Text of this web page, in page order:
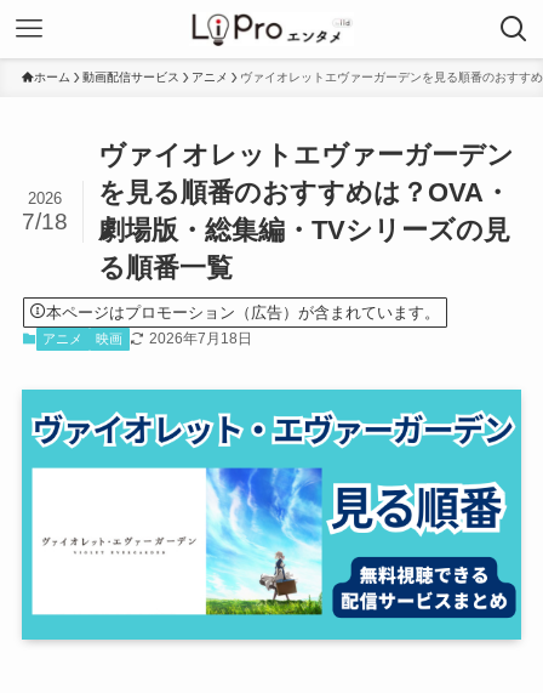
ホーム 動画配信サービス アニメ ヴァイオレットエヴァーガーデンを見る順番のおすす
ヴァイオレットエヴァーガーデン
を見る順番のおすすめは？OVA・
劇場版・総集編・TVシリーズの見
る順番一覧
2026
7/18
本ページはプロモーション（広告）が含まれています。
アニメ 映画 2026年7月18日